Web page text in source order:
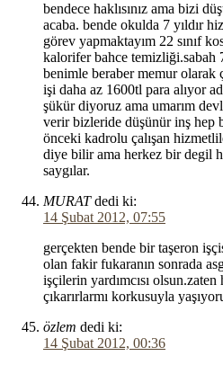
bendece haklısınız ama bizi
acaba. bende okulda 7 yıldır
görev yapmaktayım 22 sınıf
kalorifer bahce temizliği.sabah
benimle beraber memur olarak
işi daha az 1600tl para alıyor
şükür diyoruz ama umarım
verir bizleride düşünür inş hep
önceki kadrolu çalışan
diye bilir ama herkez bir degil
saygılar.
MURAT dedi ki:
14 Şubat 2012, 07:55
gerçekten bende bir taşeron
olan fakir fukaranın sonrada
işçilerin yardımcısı
çıkarırlarmı korkusuyla
özlem dedi ki:
14 Şubat 2012, 00:36